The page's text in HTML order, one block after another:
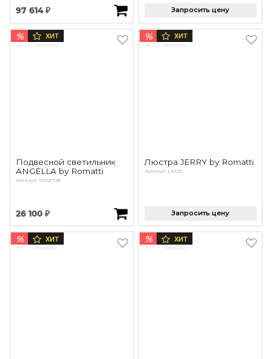
97 614 ₽ Запросить цену
% ХИТ
Подвесной светильник
ANGELLA by Romatti
Артикул: PD121728
26 100 ₽
% ХИТ
Люстра JERRY by Romatti
Артикул: L16123
Запросить цену
% ХИТ % ХИТ